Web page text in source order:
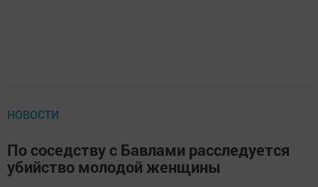
НОВОСТИ
По соседству с Бавлами расследуется
убийство молодой женщины